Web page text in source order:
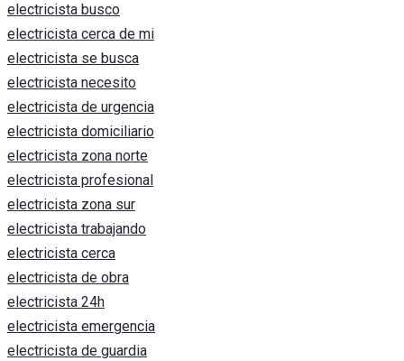
electricista busco
electricista cerca de mi
electricista se busca
electricista necesito
electricista de urgencia
electricista domiciliario
electricista zona norte
electricista profesional
electricista zona sur
electricista trabajando
electricista cerca
electricista de obra
electricista 24h
electricista emergencia
electricista de guardia